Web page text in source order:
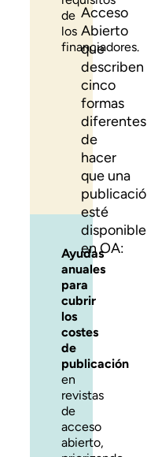
de
los
financiadores.
Ayudas
anuales
para
cubrir
los
costes
de
publicación
en
revistas
de
acceso
abierto,
Acceso
Abierto
que
describen
cinco
formas
diferentes
de
hacer
que una
esté
disponible
en OA: